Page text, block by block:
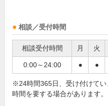
相談／受付時間
相談受付時間 月 火
0:00～24:00 ● ●
※24時間365日、受け付けて
時間を要する場合があります。